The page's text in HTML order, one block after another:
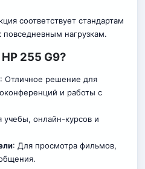
соответствует стандартам
повседневным нагрузкам.
255 G9?
: Отличное решение для
и работы с
учебы, онлайн-курсов и
: Для просмотра фильмов,